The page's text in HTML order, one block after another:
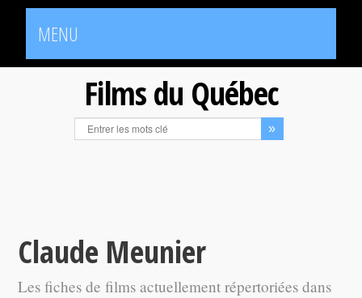
MENU
Films du Québec
Claude Meunier
Les fiches de films actuellement répertoriées dans